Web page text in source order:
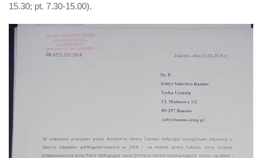
15.30; pt. 7.30-15.00).